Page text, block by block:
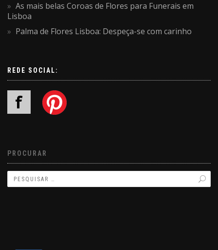
As mais belas Coroas de Flores para Funerais em
Lisboa
Palma de Flores Lisboa: Despeça-se com carinho
REDE SOCIAL:
PROCURAR